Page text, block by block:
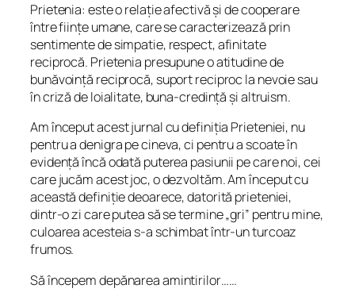
Prietenia: este o relație afectivă și de cooperare
între ființe umane, care se caracterizează prin
sentimente de simpatie, respect, afinitate
reciprocă. Prietenia presupune o atitudine de
bunăvoință reciprocă, suport reciproc la nevoie sau
în criză de loialitate, buna-credință și altruism.
Am început acest jurnal cu definiția Prieteniei, nu
pentru a denigra pe cineva, ci pentru a scoate în
evidență încă odată puterea pasiunii pe care noi, cei
care jucăm acest joc, o dezvoltăm. Am început cu
această definiție deoarece, datorită prieteniei,
dintr-o zi care putea să se termine „gri” pentru mine,
culoarea acesteia s-a schimbat într-un turcoaz
frumos.
Să începem depănarea amintirilor……